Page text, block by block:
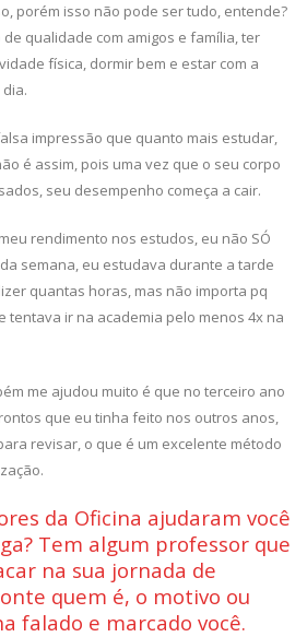
porém isso não pode ser tudo, entende?
qualidade com amigos e família, ter
física, dormir bem e estar com a
impressão que quanto mais estudar,
é assim, pois uma vez que o seu corpo
seu desempenho começa a cair.
rendimento nos estudos, eu não SÓ
semana, eu estudava durante a tarde
quantas horas, mas não importa pq
tentava ir na academia pelo menos 4x na
me ajudou muito é que no terceiro ano
que eu tinha feito nos outros anos,
revisar, o que é um excelente método
da Oficina ajudaram você
Tem algum professor que
na sua jornada de
quem é, o motivo ou
falado e marcado você.